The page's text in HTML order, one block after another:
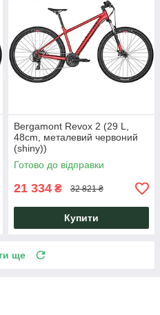
Bergamont Revox 2 (29 L,
48cm, металевий червоний
(shiny))
Готово до відправки
21 334 ₴ 32 821 ₴
Купити
ще